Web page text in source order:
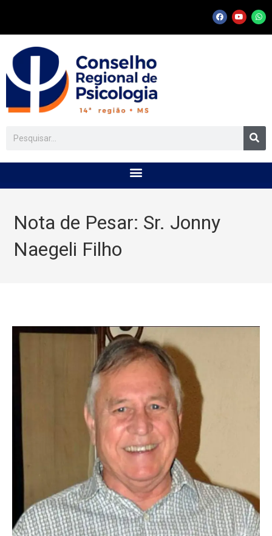
Nota de Pesar: Sr. Jonny
Naegeli Filho